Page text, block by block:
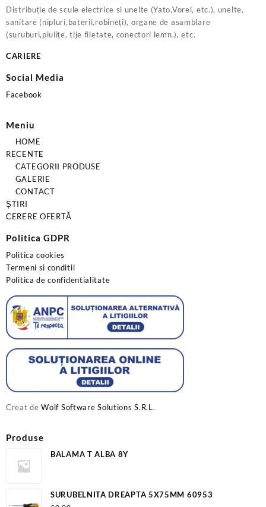
Distribuție de scule electrice si unelte (Yato,Vorel, etc.), unelte,
sanitare (nipluri,baterii,robineți), organe de asamblare
(suruburi,piulițe, tije filetate, conectori lemn.), etc.
CARIERE
Social Media
Facebook
Meniu
HOME
RECENTE
CATEGORII PRODUSE
GALERIE
CONTACT
ȘTIRI
CERERE OFERTĂ
Politica GDPR
Politica cookies
Termeni si conditii
Politica de confidentialitate
Creat deWolf Software Solutions S.R.L.
Produse
BALAMA T ALBA 8Y
SURUBELNITA DREAPTA 5X75MM 60953